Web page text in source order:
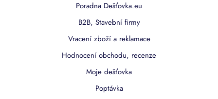
Poradna Dešťovka.eu
B2B, Stavební firmy
Vracení zboží a reklamace
Hodnocení obchodu, recenze
Moje dešťovka
Poptávka